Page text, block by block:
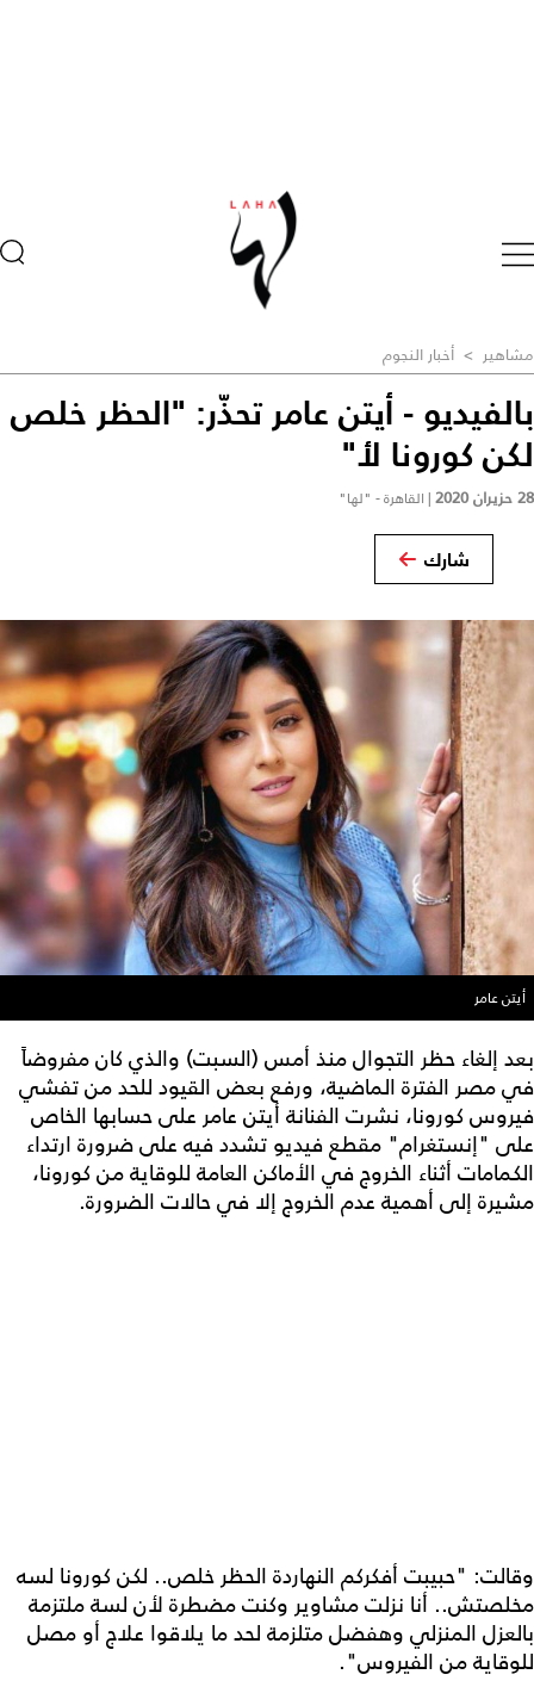
مشاهير > أخبار النجوم
بالفيديو - أيتن عامر تحذّر: "الحظر خلص
لكن كورونا لأ"
28 حزيران 2020 | القاهرة - "لها"
شارك
أيتن عامر
بعد إلغاء حظر التجوال منذ أمس (السبت) والذي كان مفروضاً
في مصر الفترة الماضية، ورفع بعض القيود للحد من تفشي
فيروس كورونا، نشرت الفنانة أيتن عامر على حسابها الخاص
على "إنستغرام" مقطع فيديو تشدد فيه على ضرورة ارتداء
الكمامات أثناء الخروج في الأماكن العامة للوقاية من كورونا،
مشيرة إلى أهمية عدم الخروج إلا في حالات الضرورة.
وقالت: "حبيبت أفكركم النهاردة الحظر خلص.. لكن كورونا لسه
مخلصتش.. أنا نزلت مشاوير وكنت مضطرة لأن لسة ملتزمة
بالعزل المنزلي وهفضل متلزمة لحد ما يلاقوا علاج أو مصل
للوقاية من الفيروس".